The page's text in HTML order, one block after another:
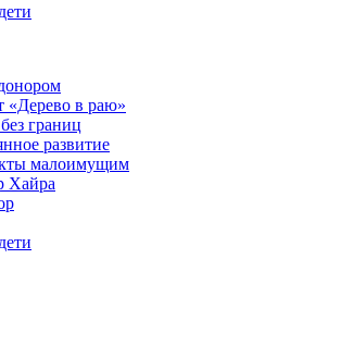
«Дерево в раю»
границ
развитие
малоимущим
Хайра